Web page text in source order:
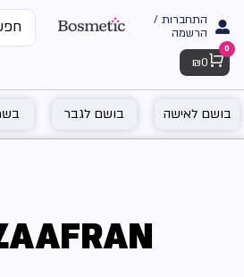
התחברות /
הרשמה
Cart
0
₪ 0
בושם לאישה בושם לגבר